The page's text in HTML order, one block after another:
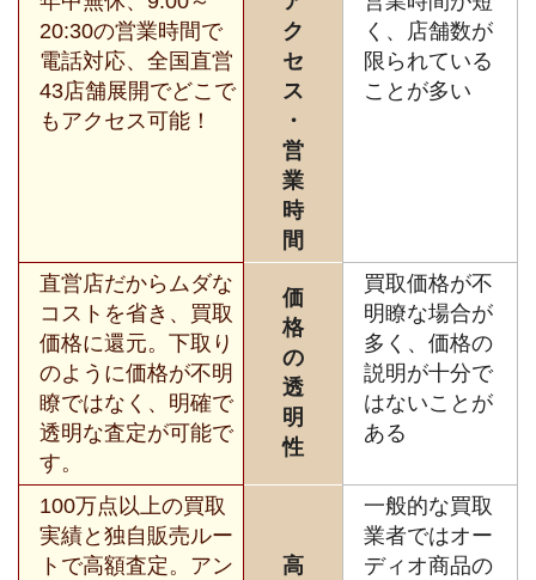
20:30の営業時間で
電話対応、全国直営
43店舗展開でどこで
もアクセス可能！
ク
セ
ス
・
営
業
時
間
く、店舗数が
限られている
ことが多い
直営店だからムダな
コストを省き、買取
価格に還元。下取り
のように価格が不明
瞭ではなく、明確で
透明な査定が可能で
す。
価
格
の
透
明
性
買取価格が不
明瞭な場合が
多く、価格の
説明が十分で
はないことが
ある
100万点以上の買取
実績と独自販売ルー
トで高額査定。アン
高
一般的な買取
業者ではオー
ディオ商品の